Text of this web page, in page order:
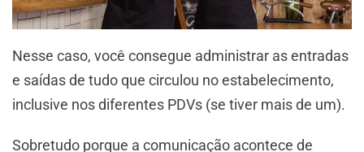
Nesse caso, você consegue administrar as entradas
e saídas de tudo que circulou no estabelecimento,
inclusive nos diferentes PDVs (se tiver mais de um).
Sobretudo porque a comunicação acontece de